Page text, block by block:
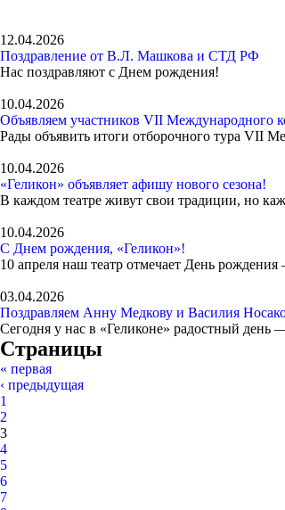
12.04.2026
Поздравление от В.Л. Машкова и СТД РФ
Нас поздравляют с Днем рождения!
10.04.2026
Объявляем участников VII Международного
Рады объявить итоги отборочного тура VII
10.04.2026
«Геликон» объявляет афишу нового сезона!
В каждом театре живут свои традиции, но
10.04.2026
С Днем рождения, «Геликон»!
10 апреля наш театр отмечает День
03.04.2026
Поздравляем Анну Медкову и Василия
Сегодня у нас в «Геликоне» радостный
Страницы
« первая
‹ предыдущая
1
2
3
4
5
6
7